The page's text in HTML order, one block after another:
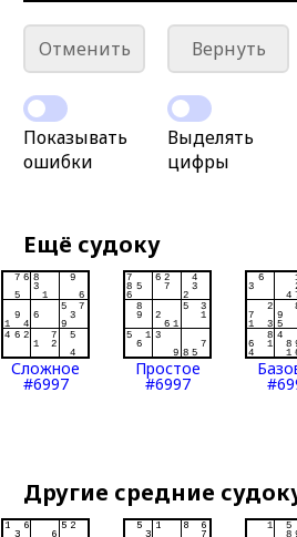
Отменить Вернуть
Показывать
ошибки
Выделять
цифры
Ещё судоку
Сложное
#6997
Простое
#6997
Другие средние